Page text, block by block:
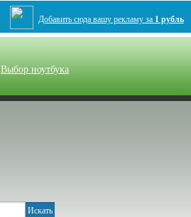
Добавить сюда вашу рекламу за 1 рубль
Выбор ноутбука